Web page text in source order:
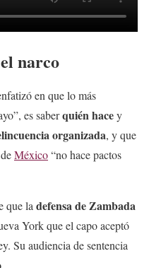
narco
en que lo más
es saberquién hacey
organizada, y que
México“no hace pactos
que la defensa de Zambada
York que el capo aceptó
Su audiencia de sentencia